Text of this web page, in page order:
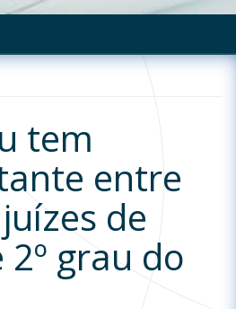
tem
entre
de
grau do